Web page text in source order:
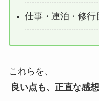
仕事・連泊・修行
これらを、
良い点も、正直な感